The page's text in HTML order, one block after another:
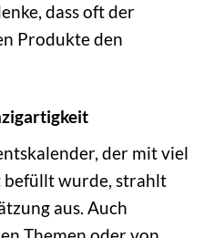
dass oft der
Produkte den
der mit viel
befüllt wurde, strahlt
aus. Auch